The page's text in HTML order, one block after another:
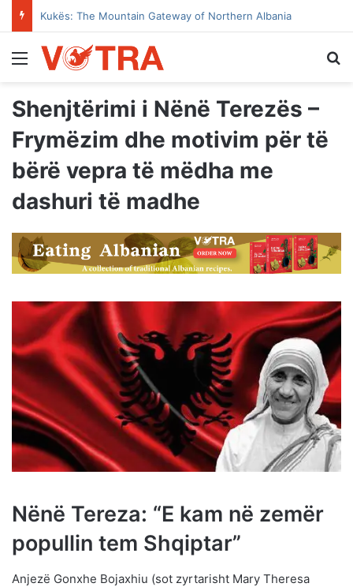
The Tale of Dibra’s House with the Open Door
Menu
Shenjtërimi i Nënë Terezës –
Frymëzim dhe motivim për të
bërë vepra të mëdha me
dashuri të madhe
Nënë Tereza: “E kam në zemër
popullin tem Shqiptar”
Anjezë Gonxhe Bojaxhiu (sot zyrtarisht Mary Theresa